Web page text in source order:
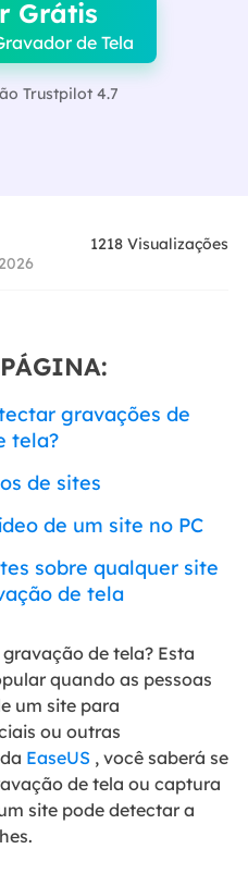
Grátis
de Tela
Trustpilot 4.7
1218 Visualizações
gravações de
tela?
de sites
de um site no PC
sobre qualquer site
de tela
de tela? Esta
quando as pessoas
um site para
ou outras
EaseUS , você saberá se
de tela ou captura
site pode detectar a